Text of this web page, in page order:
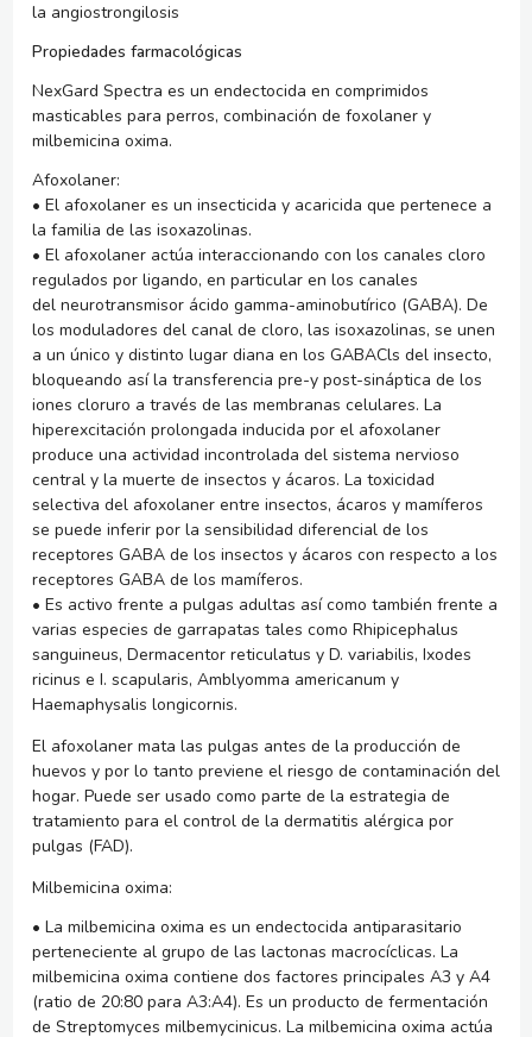
la angiostrongilosis
Propiedades farmacológicas
NexGard Spectra es un endectocida en comprimidos
masticables para perros, combinación de foxolaner y
milbemicina oxima.
Afoxolaner:
• El afoxolaner es un insecticida y acaricida que pertenece a
la familia de las isoxazolinas.
• El afoxolaner actúa interaccionando con los canales cloro
regulados por ligando, en particular en los canales
del neurotransmisor ácido gamma-aminobutírico (GABA). De
los moduladores del canal de cloro, las isoxazolinas, se unen
a un único y distinto lugar diana en los GABACls del insecto,
bloqueando así la transferencia pre-y post-sináptica de los
iones cloruro a través de las membranas celulares. La
hiperexcitación prolongada inducida por el afoxolaner
produce una actividad incontrolada del sistema nervioso
central y la muerte de insectos y ácaros. La toxicidad
selectiva del afoxolaner entre insectos, ácaros y mamíferos
se puede inferir por la sensibilidad diferencial de los
receptores GABA de los insectos y ácaros con respecto a los
receptores GABA de los mamíferos.
• Es activo frente a pulgas adultas así como también frente a
varias especies de garrapatas tales como Rhipicephalus
sanguineus, Dermacentor reticulatus yD. variabilis, Ixodes
ricinus e I. scapularis, Amblyomma americanum y
Haemaphysalis longicornis.
El afoxolaner mata las pulgas antes de la producción de
huevos y por lo tanto previene el riesgo de contaminación del
hogar. Puede ser usado como parte de la estrategia de
tratamiento para el control de la dermatitis alérgica por
pulgas (FAD).
Milbemicina oxima:
• La milbemicina oxima es un endectocida antiparasitario
perteneciente al grupo de las lactonas macrocíclicas. La
milbemicina oxima contiene dos factores principales A3 y A4
(ratio de 20:80 para A3:A4). Es un producto de fermentación
de Streptomyces milbemycinicus. La milbemicina oxima actúa